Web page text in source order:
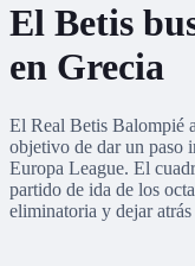
El Betis
en Grecia
El Real Betis Balompié
objetivo de dar un paso
Europa League. El
partido de ida de los
eliminatoria y dejar atrás